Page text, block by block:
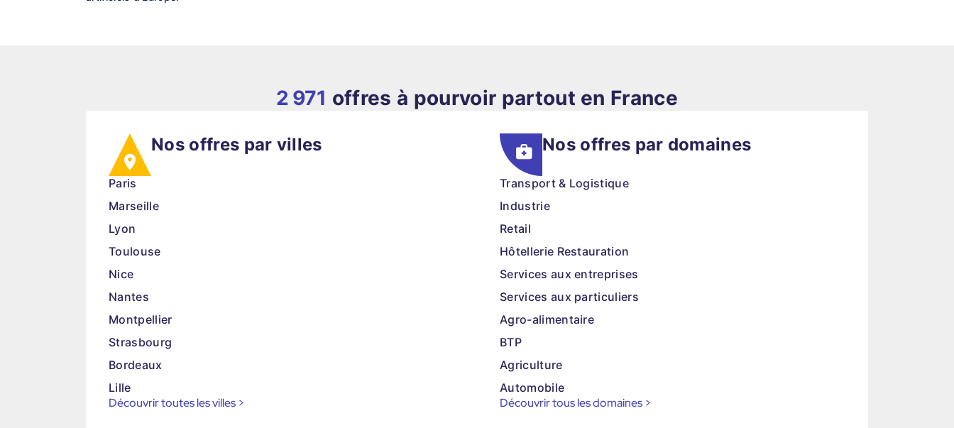
2 971 offres à pourvoir partout en France
Nos offres par villes
Paris
Marseille
Lyon
Toulouse
Nice
Nantes
Montpellier
Strasbourg
Bordeaux
Lille
Découvrir toutes les villes >
Nos offres par domaines
Transport & Logistique
Industrie
Retail
Hôtellerie Restauration
Services aux entreprises
Services aux particuliers
Agro-alimentaire
BTP
Agriculture
Automobile
Découvrir tous les domaines >